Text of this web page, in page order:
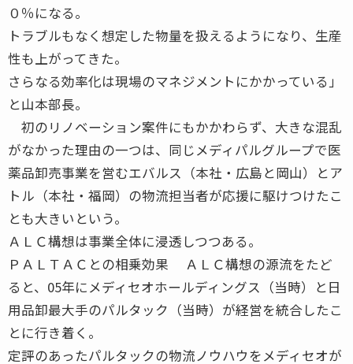
０％になる。
トラブルもなく想定した物量を扱えるようになり、生産
性も上がってきた。
さらなる効率化は現場のマネジメントにかかっている」
と山本部長。
初のリノベーション案件にもかかわらず、大きな混乱
がなかった理由の一つは、同じメディパルグループで医
薬品卸売事業を営むエバルス（本社・広島と岡山）とア
トル（本社・福岡）の物流担当者が応援に駆けつけたこ
とも大きいという。
ＡＬＣ構想は事業全体に浸透しつつある。
ＰＡＬＴＡＣとの相乗効果 ＡＬＣ構想の源流をたど
ると、05年にメディセオホールディングス（当時）と日
用品卸最大手のパルタック（当時）が経営を統合したこ
とに行き着く。
定評のあったパルタックの物流ノウハウをメディセオが